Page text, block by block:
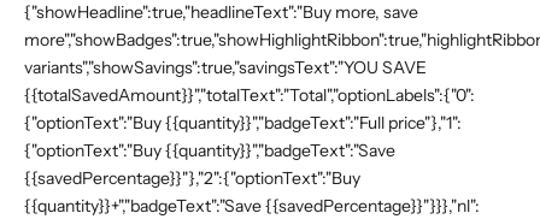
{"showHeadline":true,"headlineText":"Buy more, save
variants","showSavings":true,"savingsText":"YOU SAVE
{{totalSavedAmount}}","totalText":"Total","optionLabels":{"0":
{"optionText":"Buy {{quantity}}","badgeText":"Full price"},"1":
{"optionText":"Buy {{quantity}}","badgeText":"Save
{{savedPercentage}}"},"2":{"optionText":"Buy
{{quantity}}+","badgeText":"Save {{savedPercentage}}"}}},"nl":